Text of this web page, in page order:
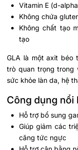
Vitamin E (d-
Không chứa
Không chất tạo
tạo
GLA là một axit béo
trò quan trọng trong
sức khỏe làn da, hệ
Công dụng nổi
Hỗ trợ bổ sung
Giúp giảm các
căng tức ngực